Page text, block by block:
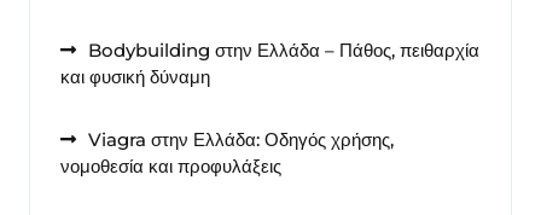
Bodybuilding στην Ελλάδα – Πάθος, πειθαρχία
και φυσική δύναμη
Viagra στην Ελλάδα: Οδηγός χρήσης,
νομοθεσία και προφυλάξεις